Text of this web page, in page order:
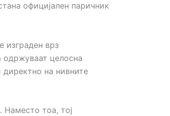
официјален паричник
изграден врз
целосна
директно на нивните
Наместо тоа, тој